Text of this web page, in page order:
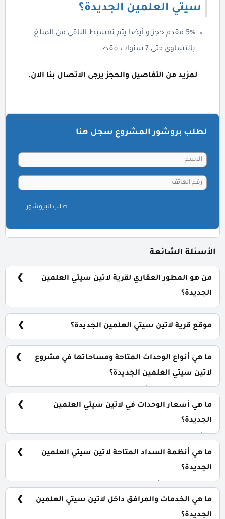
سيتي العلمين الجديدة؟
5% مقدم حجز و أيضا يتم تقسيط الباقي من المبلغ
بالتساوي حتى 7 سنوات فقط.
لمزيد من التفاصيل والحجز يرجى الاتصال بنا الان.
لطلب بروشور المشروع سجل هنا
طلب البروشور
الأسئلة الشائعة
من هو المطور العقاري لقرية لاتين سيتي العلمين
الجديدة؟
موقع قرية لاتين سيتي العلمين الجديدة؟
ما هي أنواع الوحدات المتاحة ومساحاتها في مشروع
لاتين سيتي العلمين الجديدة؟
ما هي أسعار الوحدات في لاتين سيتي العلمين
الجديدة؟
ما هي أنظمة السداد المتاحة لاتين سيتي العلمين
الجديدة؟
ما هي الخدمات والمرافق داخل لاتين سيتي العلمين
الجديدة؟